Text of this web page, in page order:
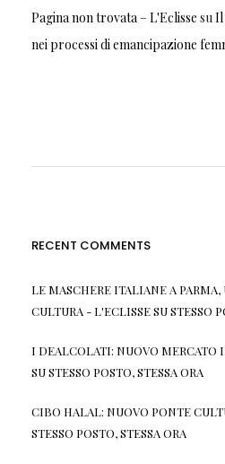
Pagina non trovata – L'Eclisse suIl
nei processi di emancipazione
RECENT COMMENTS
LE MASCHERE ITALIANE A
CULTURA - L'ECLISSESUSTESSO
I DEALCOLATI: NUOVO MERCATO
SUSTESSO POSTO, STESSA ORA
CIBO HALAL: NUOVO PONTE
STESSO POSTO, STESSA ORA